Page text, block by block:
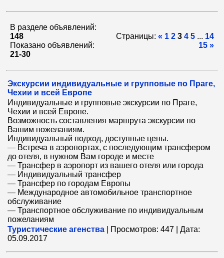
В разделе объявлений:
148
Показано объявлений:
21-30
Страницы: « 1 2 3 4 5 ... 14
15 »
Экскурсии индивидуальные и групповые по Праге,
Чехии и всей Европе
Индивидуальные и групповые экскурсии по Праге,
Чехии и всей Европе.
Возможность составления маршрута экскурсии по
Вашим пожеланиям.
Индивидуальный подход, доступные цены.
— Встреча в аэропортах, с последующим трансфером
до отеля, в нужном Вам городе и месте
— Трансфер в аэропорт из вашего отеля или города
— Индивидуальный трансфер
— Трансфер по городам Европы
— Международное автомобильное транспортное
обслуживание
— Транспортное обслуживание по индивидуальным
пожеланиям
Туристические агенства
Просмотров: 447
Дата:
05.09.2017